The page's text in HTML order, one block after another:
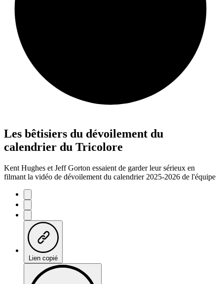
Les bêtisiers du dévoilement du
calendrier du Tricolore
Kent Hughes et Jeff Gorton essaient de garder leur sérieux en
filmant la vidéo de dévoilement du calendrier 2025-2026 de l'équipe
Lien copié